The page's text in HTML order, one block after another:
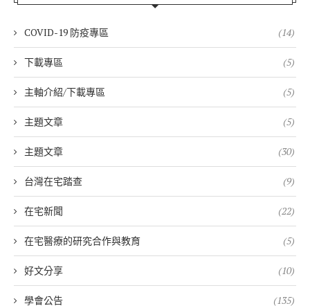
COVID-19 防疫專區 (14)
下載專區 (5)
主軸介紹/下載專區 (5)
主題文章 (5)
主題文章 (30)
台灣在宅踏查 (9)
在宅新聞 (22)
在宅醫療的研究合作與教育 (5)
好文分享 (10)
學會公告 (135)